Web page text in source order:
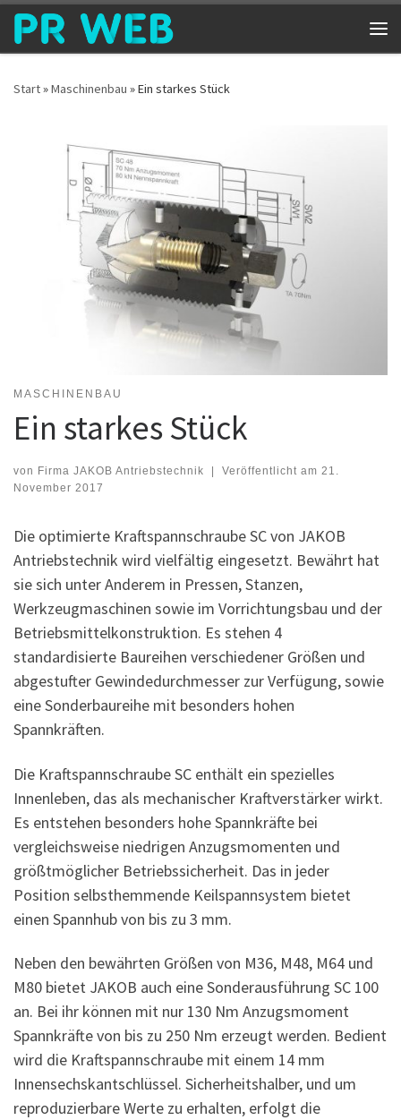
Zum Inhalt springen
Start»Maschinenbau »Ein starkes Stück
MASCHINENBAU
Ein starkes Stück
von Firma JAKOB Antriebstechnik Veröffentlicht am 21.
November 2017
Die optimierte Kraftspannschraube SC von JAKOB
Antriebstechnik wird vielfältig eingesetzt. Bewährt hat
sie sich unter Anderem in Pressen, Stanzen,
Werkzeugmaschinen sowie im Vorrichtungsbau und der
Betriebsmittelkonstruktion. Es stehen 4
standardisierte Baureihen verschiedener Größen und
abgestufter Gewindedurchmesser zur Verfügung, sowie
eine Sonderbaureihe mit besonders hohen
Spannkräften.
Die Kraftspannschraube SC enthält ein spezielles
Innenleben, das als mechanischer Kraftverstärker wirkt.
Es entstehen besonders hohe Spannkräfte bei
vergleichsweise niedrigen Anzugsmomenten und
größtmöglicher Betriebssicherheit. Das in jeder
Position selbsthemmende Keilspannsystem bietet
einen Spannhub von bis zu 3 mm.
Neben den bewährten Größen von M36, M48, M64 und
M80 bietet JAKOB auch eine Sonderausführung SC 100
an. Bei ihr können mit nur 130 Nm Anzugsmoment
Spannkräfte von bis zu 250 Nm erzeugt werden. Bedient
wird die Kraftspannschraube mit einem 14 mm
Innensechskantschlüssel. Sicherheitshalber, und um
reproduzierbare Werte zu erhalten, erfolgt die